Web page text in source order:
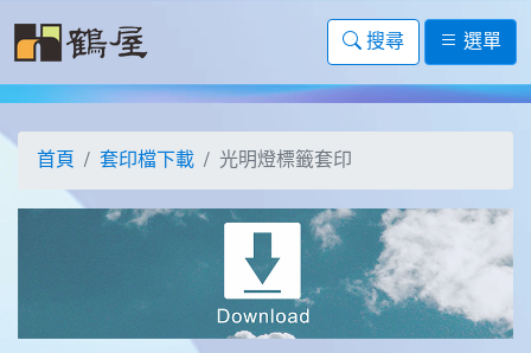
搜尋 選單
首頁 套印檔下載 光明燈標籤套印